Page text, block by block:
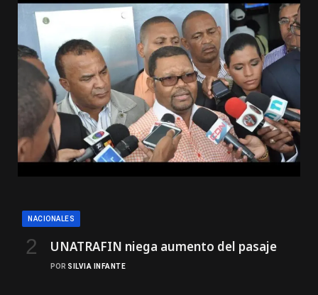
NACIONALES
UNATRAFIN niega aumento del pasaje
POR SILVIA INFANTE